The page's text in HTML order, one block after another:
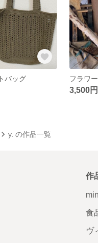
バッグ
3,500円
y. の作品一覧
作
食
ヴ